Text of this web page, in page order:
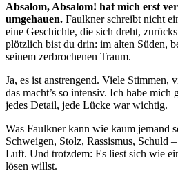
Absalom, Absalom! hat mich erst
umgehauen. Faulkner schreibt nicht
eine Geschichte, die sich dreht,
plötzlich bist du drin: im alten Süden,
seinem zerbrochenen Traum.
Ja, es ist anstrengend. Viele Stimmen,
das macht’s so intensiv. Ich habe
jedes Detail, jede Lücke war wichtig.
Was Faulkner kann wie kaum jemand
Schweigen, Stolz, Rassismus, Schuld
Luft. Und trotzdem: Es liest sich wie
lösen willst.